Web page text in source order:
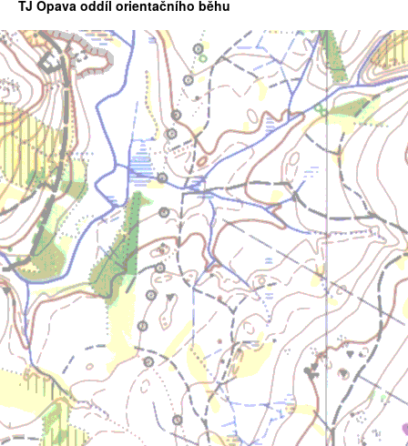
TJ Opava oddíl orientačního běhu